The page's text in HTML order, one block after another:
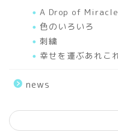
A Drop of
色のいろいろ
刺繍
幸せを運ぶあれこ
news